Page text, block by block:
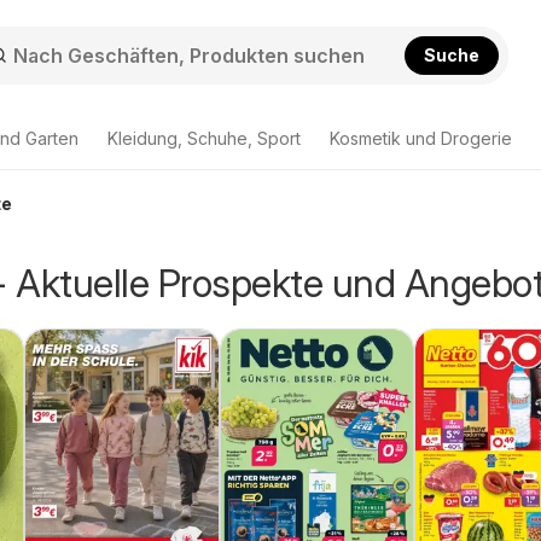
Suche
Garten Kleidung, Schuhe, Sport Kosmetik und Drogerie
Aktuelle Prospekte und